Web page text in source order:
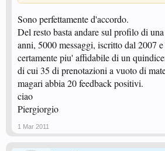
Sono perfettamente d'accordo.
Del resto basta andare sul profilo di
anni, 5000 messaggi, iscritto dal 2007 e
certamente piu' affidabile di un
di cui 35 di prenotazioni a vuoto di
magari abbia 20 feedback positivi.
ciao
Piergiorgio
1 Mar 2011